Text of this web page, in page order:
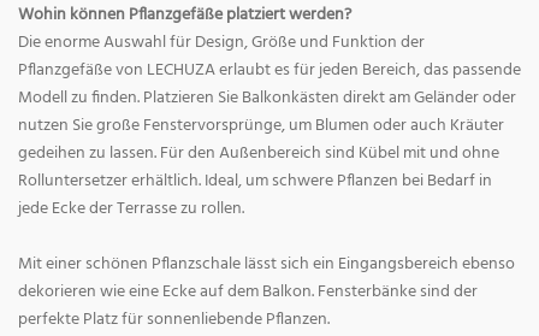
Wohin können Pflanzgefäße platziert werden?
Die enorme Auswahl für Design, Größe und Funktion der
Pflanzgefäße von LECHUZA erlaubt es für jeden Bereich, das passende
Modell zu finden. Platzieren Sie Balkonkästen direkt am Geländer oder
nutzen Sie große Fenstervorsprünge, um Blumen oder auch Kräuter
gedeihen zu lassen. Für den Außenbereich sind Kübel mit und ohne
Rolluntersetzer erhältlich. Ideal, um schwere Pflanzen bei Bedarf in
jede Ecke der Terrasse zu rollen.
Mit einer schönen Pflanzschale lässt sich ein Eingangsbereich ebenso
dekorieren wie eine Ecke auf dem Balkon. Fensterbänke sind der
perfekte Platz für sonnenliebende Pflanzen.